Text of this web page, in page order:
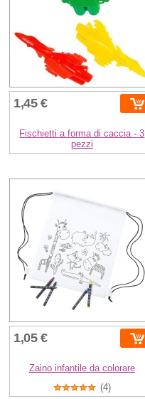
1,45 €
Fischietti a forma di caccia - 3
pezzi
1,05 €
Zaino infantile da colorare
(4)